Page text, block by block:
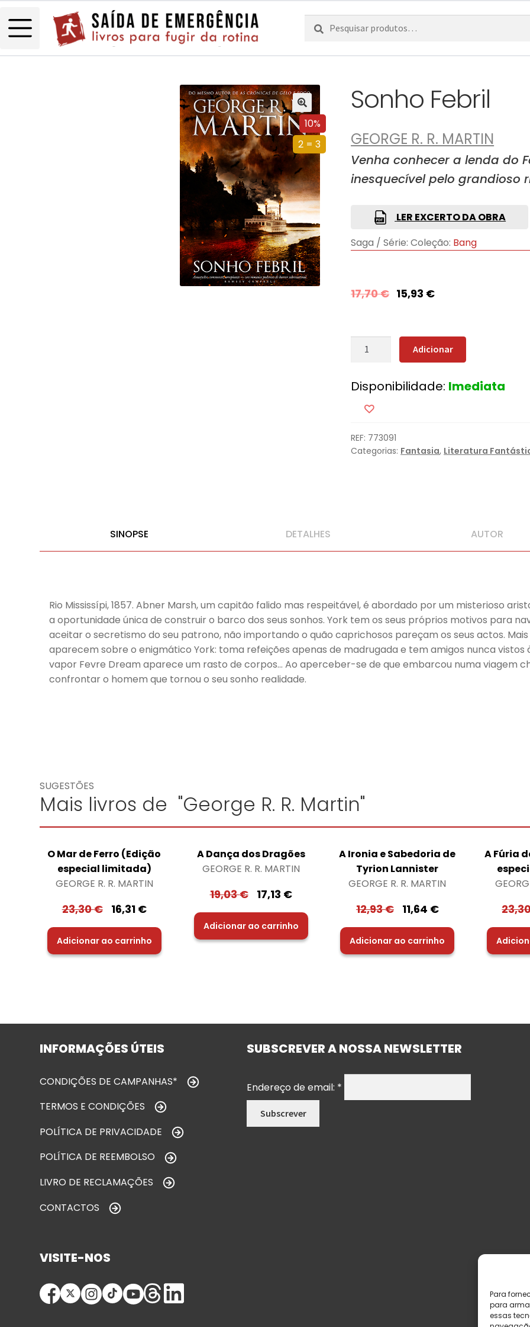
Para
para
essas
Pesquisar
por:
Pesquisa
10%
2 = 3
Sonho Febril
GEORGE R. R. MARTIN
Venha conhecer a lenda do
inesquecível pelo grandioso
LER EXCERTO DA OBRA
Saga / Série: Coleção: Bang
17,70€ 15,93 €
Quantidade
Febril
Adicionar
Disponibilidade: Imediata
REF: 773091
Categorias: Fantasia, Literatura
SINOPSE DETALHES AUTOR
Rio Mississípi, 1857. Abner Marsh, um capitão falido mas respeitável, é abordado por um misterioso
a oportunidade única de construir o barco dos seus sonhos. York tem os seus próprios motivos para
aceitar o secretismo do seu patrono, não importando o quão caprichosos pareçam os seus actos.
aparecem sobre o enigmático York: toma refeições apenas de madrugada e tem amigos nunca vistos
vapor Fevre Dream aparece um rasto de corpos… Ao aperceber-se de que embarcou numa viagem
confrontar o homem que tornou o seu sonho realidade.
SUGESTÕES
Mais livros de "George R. R. Martin"
O Mar de Ferro (Edição
especial limitada)
GEORGE R. R. MARTIN
23,30€ 16,31 €
Adicionar ao carrinho
A Dança dos Dragões
GEORGE R. R. MARTIN
19,03€ 17,13 €
Adicionar ao carrinho
A Ironia e Sabedoria de
Tyrion Lannister
GEORGE R. R. MARTIN
12,93€ 11,64 €
Adicionar ao carrinho
A Fúria
INFORMAÇÕES ÚTEIS
CONDIÇÕES DE CAMPANHAS*
TERMOS E CONDIÇÕES
POLÍTICA DE PRIVACIDADE
POLÍTICA DE REEMBOLSO
LIVRO DE RECLAMAÇÕES
CONTACTOS
SUBSCREVER A NOSSA NEWSLETTER
Endereço de email: *
VISITE-NOS